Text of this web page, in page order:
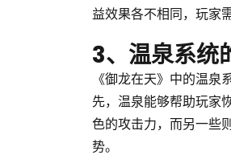
益效果各不相同，玩家
3、温泉系统
《御龙在天》中的温
先，温泉能够帮助玩家
色的攻击力，而另一些
势。